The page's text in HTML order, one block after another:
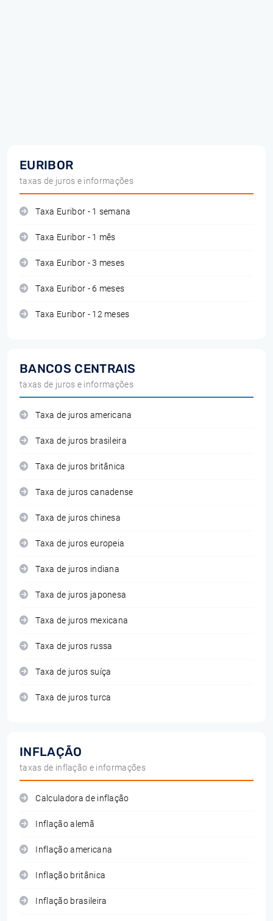
EURIBOR
taxas de juros e informações
Taxa Euribor - 1 semana
Taxa Euribor - 1 mês
Taxa Euribor - 3 meses
Taxa Euribor - 6 meses
Taxa Euribor - 12 meses
BANCOS CENTRAIS
taxas de juros e informações
Taxa de juros americana
Taxa de juros brasileira
Taxa de juros britânica
Taxa de juros canadense
Taxa de juros chinesa
Taxa de juros europeia
Taxa de juros indiana
Taxa de juros japonesa
Taxa de juros mexicana
Taxa de juros russa
Taxa de juros suíça
Taxa de juros turca
INFLAÇÃO
taxas de inflação e informações
Calculadora de inflação
Inflação alemã
Inflação americana
Inflação britânica
Inflação brasileira